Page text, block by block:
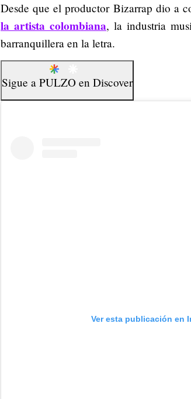
Desde que el productor Bizarrap dio a
la artista colombiana, la industria
barranquillera en la letra.
Sigue a PULZO en Discover
Ver esta publicación en